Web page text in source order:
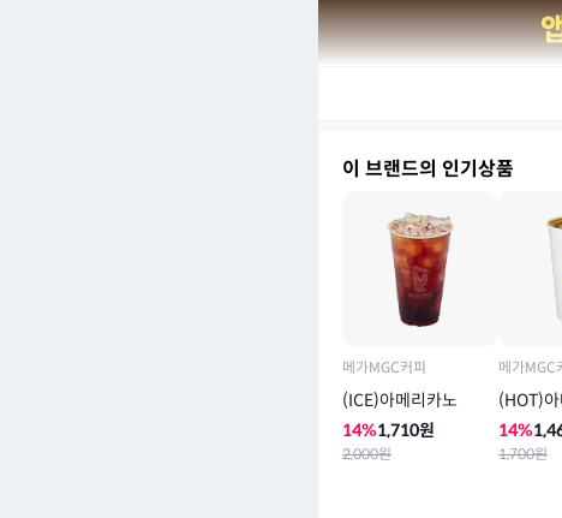
이 브랜드의 인기상품
메가MGC커피
(ICE)아메리카노
14%1,710원
2,000원
메가MGC
(HOT)
14%
1,700원